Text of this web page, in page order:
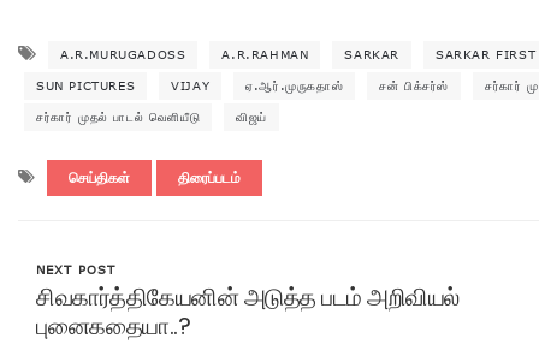
A.R.MURUGADOSS A.R.RAHMAN SARKAR SARKAR
SUN PICTURES VIJAY ஏ.ஆர்.முருகதாஸ் சன் பிக்சர்ஸ் சர்கார்
சர்கார் முதல் பாடல் வெளியீடு விஜய்
செய்திகள் திரைப்படம்
NEXT POST
சிவகார்த்திகேயனின் அடுத்த படம் அறிவியல்
புனைகதையா..?